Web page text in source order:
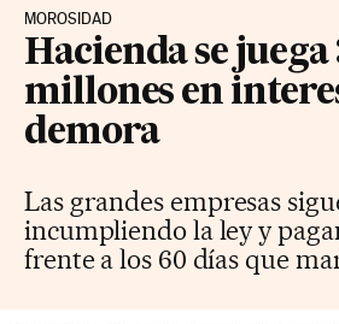
MOROSIDAD
Hacienda se juega
millones en
demora
Las grandes empresas
incumpliendo la ley y
frente a los 60 días que